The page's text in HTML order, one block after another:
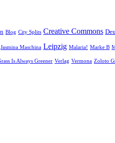
Blog City Splits Creative Commons
Jasmina Maschina Leipzig Malaria! Marke B
Is Always Greener Verlag Vermona Zoloto